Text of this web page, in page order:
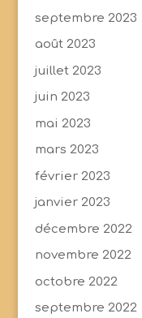
septembre 2023
août 2023
juillet 2023
juin 2023
mai 2023
mars 2023
février 2023
janvier 2023
décembre 2022
novembre 2022
octobre 2022
septembre 2022